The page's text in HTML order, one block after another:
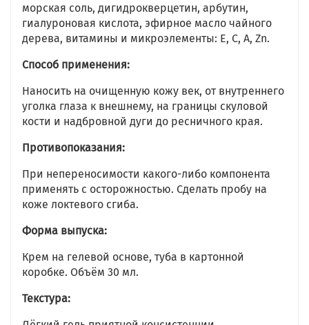
морская соль, дигидрокверцетин, арбутин,
гиалуроновая кислота, эфирное масло чайного
дерева, витамины и микроэлементы: E, C, A, Zn.
Способ применения:
Наносить на очищенную кожу век, от внутреннего
уголка глаза к внешнему, на границы скуловой
кости и надбровной дуги до ресничного края.
Противопоказания:
При непереносимости какого-либо компонента
применять с осторожностью. Сделать пробу на
коже локтевого сгиба.
Форма выпуска:
Крем на гелевой основе, туба в картонной
коробке. Объём 30 мл.
Текстура: